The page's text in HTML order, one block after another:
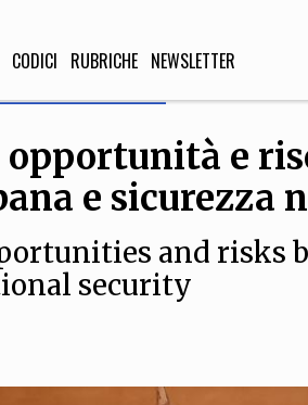
CODICI RUBRICHE NEWSLETTER
SOCIETÀ
Politica, Attualità,
umanistiche, Religione
opportunità e
e sicurezza
and risks
security